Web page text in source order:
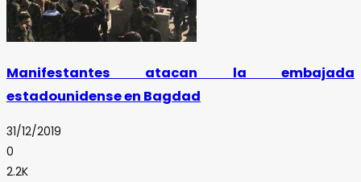
Manifestantes atacan la embajada
estadounidense en Bagdad
31/12/2019
0
2.2K